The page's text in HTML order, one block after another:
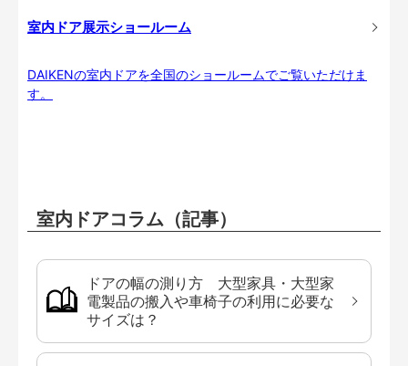
室内ドア展示ショールーム
DAIKENの室内ドアを全国のショールームでご覧いただけま
す。
室内ドアコラム（記事）
ドアの幅の測り方 大型家具・大型家
電製品の搬入や車椅子の利用に必要な
サイズは？